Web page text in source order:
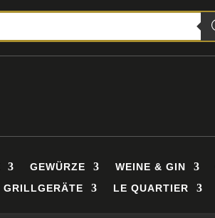
GEWÜRZE WEINE & GIN
GRILLGERÄTE LE QUARTIER